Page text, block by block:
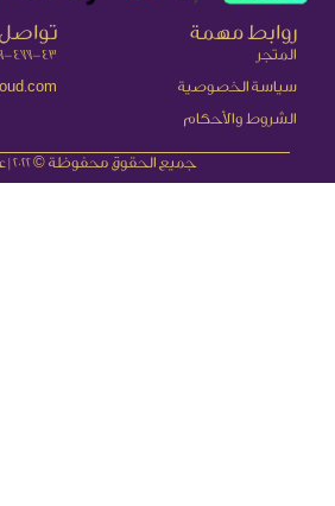
روابط مهمة
المتجر
سياسة الخصوصية
الشروط والأحكام
477-43+
جميع الحقوق محفوظة © 2022 | عمق العود